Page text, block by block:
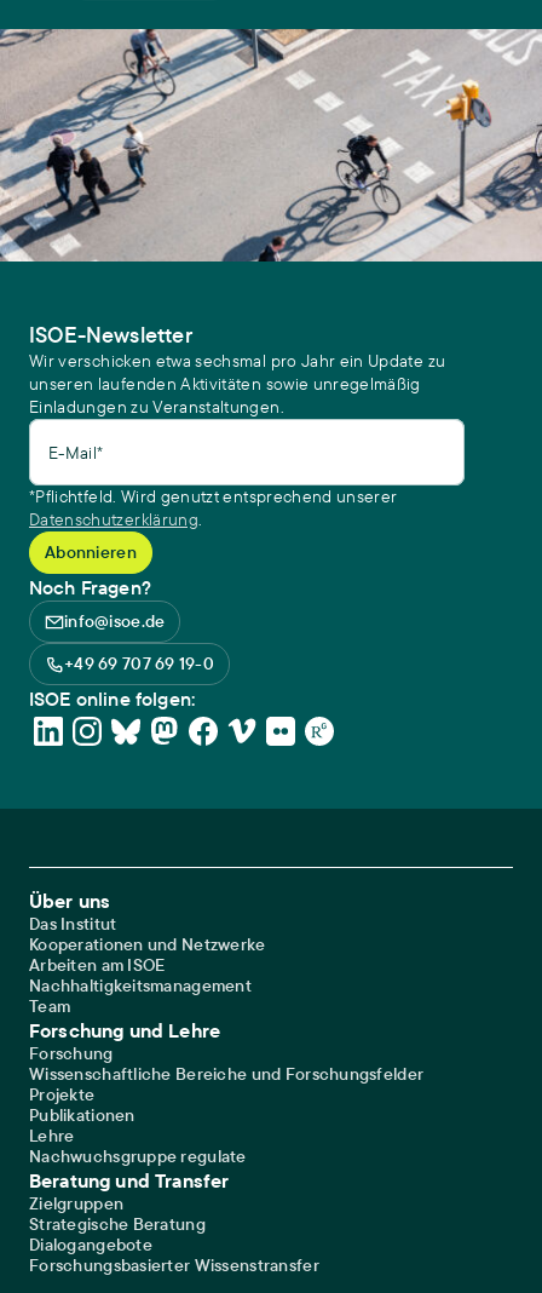
ISOE-Newsletter
Wir verschicken etwa sechsmal pro Jahr ein Update zu
unseren laufenden Aktivitäten sowie unregelmäßig
Einladungen zu Veranstaltungen.
E-Mail*
*Pflichtfeld. Wird genutzt entsprechend unserer
Datenschutzerklärung.
Noch Fragen?
info@isoe.de
+49 69 707 69 19-0
ISOE online folgen:
Footer Main Navigation
Über uns
Das Institut
Kooperationen und Netzwerke
Arbeiten am ISOE
Nachhaltigkeitsmanagement
Team
Forschung und Lehre
Forschung
Wissenschaftliche Bereiche und Forschungsfelder
Projekte
Publikationen
Lehre
Nachwuchsgruppe regulate
Beratung und Transfer
Zielgruppen
Strategische Beratung
Dialogangebote
Forschungsbasierter Wissenstransfer